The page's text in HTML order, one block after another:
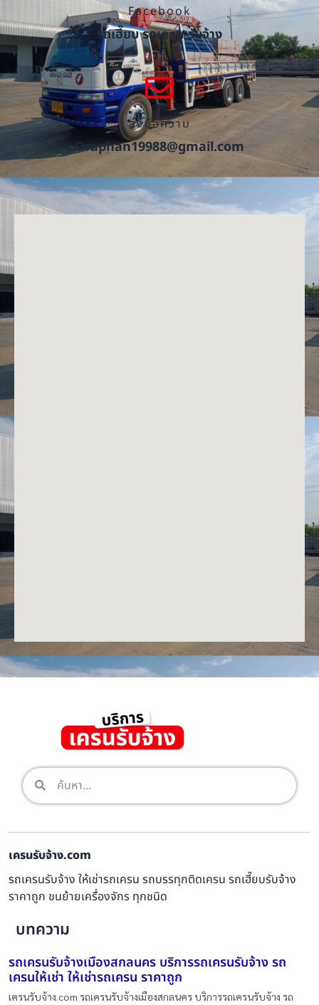
Facebook
รถเฮี๊ยบ รถเครน รับจ้าง
ส่งข้อความ
Oraphan19988@gmail.com
เครนรับจ้าง.com
รถเครนรับจ้าง ให้เช่ารถเครน รถบรรทุกติดเครน รถเฮี๊ยบรับจ้าง
ราคาถูก ขนย้ายเครื่องจักร ทุกชนิด
บทความ
รถเครนรับจ้างเมืองสกลนคร บริการรถเครนรับจ้าง รถ
เครนให้เช่า ให้เช่ารถเครน ราคาถูก
เครนรับจ้าง.com รถเครนรับจ้างเมืองสกลนคร บริการรถเครนรับจ้าง รถ